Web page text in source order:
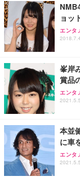
ョッ
エンタ
峯岸
賞品
エンタ
本並
に車
エンタ